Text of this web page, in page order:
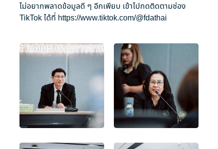
ไม่อยากพลาดข้อมูลดี ๆ อีกเพียบ เข้าไปกดติดตามช่อง
TikTok ได้ที่ https://www.tiktok.com/@fdathai